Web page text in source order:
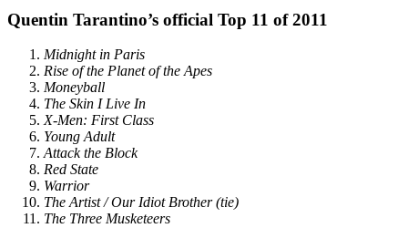
Quentin Tarantino’s official Top 11 of 2011
Midnight in Paris
Rise of the Planet of the Apes
Moneyball
The Skin I Live In
X-Men: First Class
Young Adult
Attack the Block
Red State
Warrior
The Artist / Our Idiot Brother (tie)
The Three Musketeers